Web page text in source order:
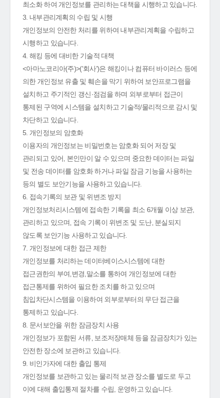
최소화 하여 개인정보를 관리하는 대책을 시행하고 있습니다.
3. 내부관리계획의 수립 및 시행
개인정보의 안전한 처리를 위하여 내부관리계획을 수립하고
시행하고 있습니다.
4. 해킹 등에 대비한 기술적 대책
<아마노코리아(주)>('회사')은 해킹이나 컴퓨터 바이러스 등에
의한 개인정보 유출 및 훼손을 막기 위하여 보안프로그램을
설치하고 주기적인 갱신·점검을 하며 외부로부터 접근이
통제된 구역에 시스템을 설치하고 기술적/물리적으로 감시 및
차단하고 있습니다.
5. 개인정보의 암호화
이용자의 개인정보는 비밀번호는 암호화 되어 저장 및
관리되고 있어, 본인만이 알 수 있으며 중요한 데이터는 파일
및 전송 데이터를 암호화 하거나 파일 잠금 기능을 사용하는
등의 별도 보안기능을 사용하고 있습니다.
6. 접속기록의 보관 및 위변조 방지
개인정보처리시스템에 접속한 기록을 최소 6개월 이상 보관,
관리하고 있으며, 접속 기록이 위변조 및 도난, 분실되지
않도록 보안기능 사용하고 있습니다.
7. 개인정보에 대한 접근 제한
개인정보를 처리하는 데이터베이스시스템에 대한
접근권한의 부여,변경,말소를 통하여 개인정보에 대한
접근통제를 위하여 필요한 조치를 하고 있으며
침입차단시스템을 이용하여 외부로부터의 무단 접근을
통제하고 있습니다.
8. 문서보안을 위한 잠금장치 사용
개인정보가 포함된 서류, 보조저장매체 등을 잠금장치가 있는
안전한 장소에 보관하고 있습니다.
9. 비인가자에 대한 출입 통제
개인정보를 보관하고 있는 물리적 보관 장소를 별도로 두고
이에 대해 출입통제 절차를 수립, 운영하고 있습니다.